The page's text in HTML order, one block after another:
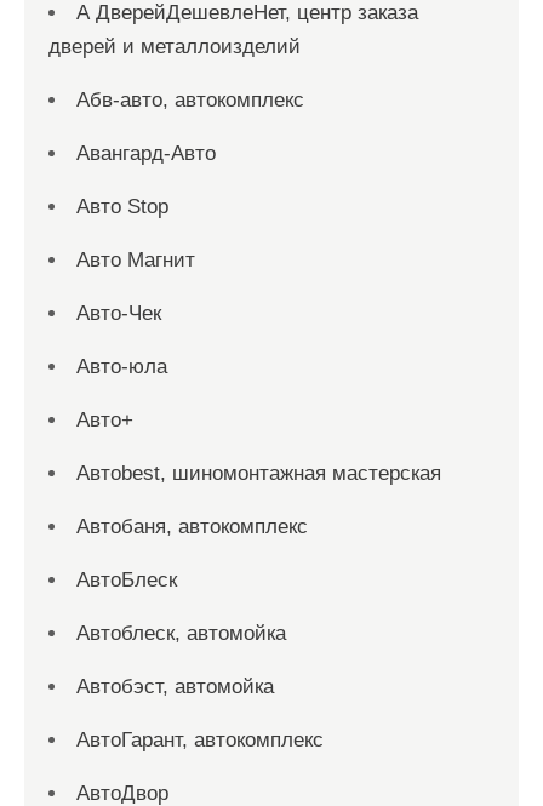
А ДверейДешевлеНет, центр заказа
дверей и металлоизделий
Абв-авто, автокомплекс
Авангард-Авто
Авто Stop
Авто Магнит
Авто-Чек
Авто-юла
Авто+
Автоbest, шиномонтажная мастерская
Автобаня, автокомплекс
АвтоБлеск
Автоблеск, автомойка
Автобэст, автомойка
АвтоГарант, автокомплекс
АвтоДвор